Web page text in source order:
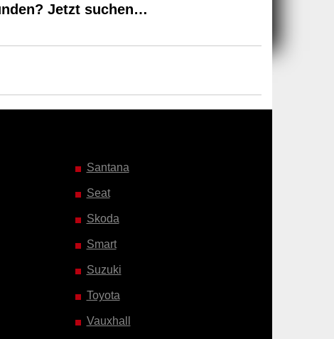
Jetzt suchen…
Santana
Seat
Skoda
Smart
Suzuki
Toyota
Vauxhall